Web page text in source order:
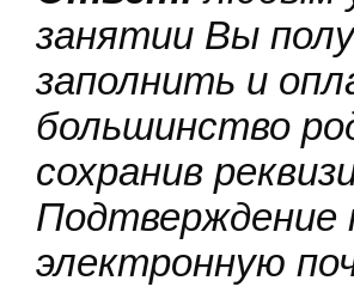
занятии Вы
заполнить и
большинство
сохранив
Подтверждение
электронную